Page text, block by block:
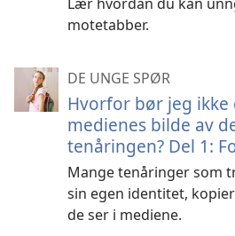
motetabber.
DE UNGE SPØR
Hvorfor bør jeg
medienes bilde av
tenåringen? Del 1:
Mange tenåringer som
sin egen identitet,
de ser i mediene.